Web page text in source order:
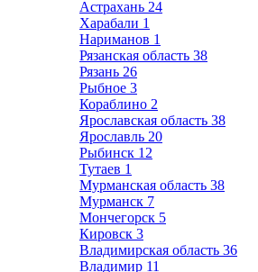
Астрахань 24
Харабали 1
Нариманов 1
Рязанская область 38
Рязань 26
Рыбное 3
Кораблино 2
Ярославская область 38
Ярославль 20
Рыбинск 12
Тутаев 1
Мурманская область 38
Мурманск 7
Мончегорск 5
Кировск 3
Владимирская область 36
Владимир 11